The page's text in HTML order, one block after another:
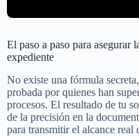
El paso a paso para asegurar
expediente
No existe una fórmula
probada por quienes han
procesos. El resultado de tu
de la precisión en la
para transmitir el alcance real